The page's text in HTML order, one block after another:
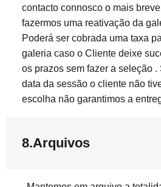
contacto connosco o mais
fazermos uma reativação da
Poderá ser cobrada uma taxa
galeria caso o Cliente deixe
os prazos sem fazer a seleção .
data da sessão o cliente não
escolha não garantimos a
8.Arquivos